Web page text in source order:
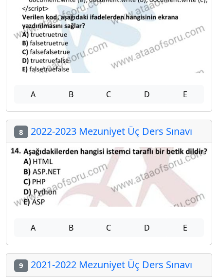
A B C D E
8 2022-2023 Mezuniyet Üç Ders Sınavı
A B C D E
9 2021-2022 Mezuniyet Üç Ders Sınavı